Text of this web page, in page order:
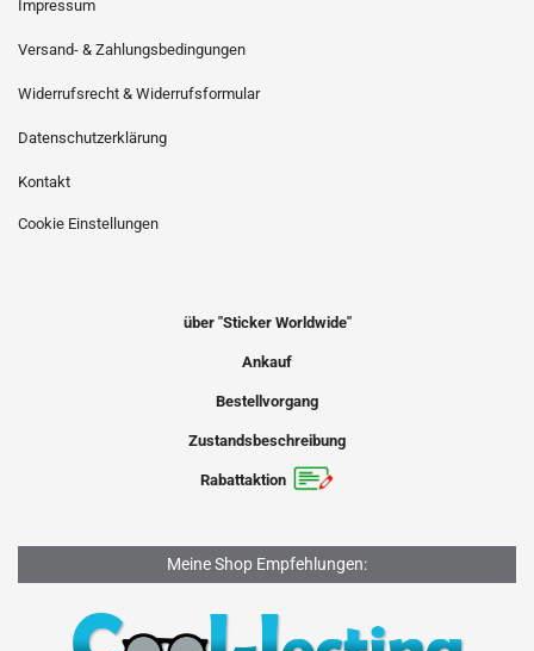
Impressum
Versand- & Zahlungsbedingungen
Widerrufsrecht & Widerrufsformular
Datenschutzerklärung
Kontakt
Cookie Einstellungen
über "Sticker Worldwide"
Ankauf
Bestellvorgang
Zustandsbeschreibung
Rabattaktion
Meine Shop Empfehlungen: